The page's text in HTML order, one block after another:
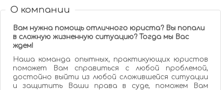
О компании
Вам нужна помощь отличного юриста? Вы попали
в сложную жизненную ситуацию? Тогда мы Вас
ждем!
Наша команда опытных, практикующих юристов
поможет Вам справиться с любой проблемой,
достойно выйти из любой сложившейся ситуации
и защитить Ваши права в суде, поможем Вам